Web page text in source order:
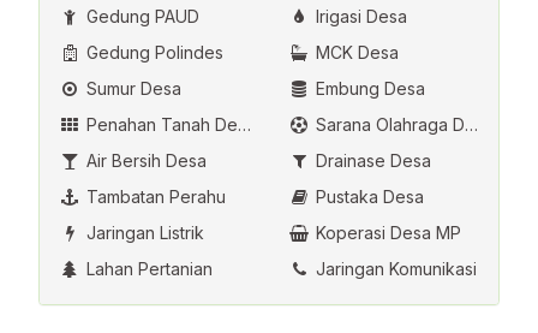
Gedung PAUD
Irigasi Desa
Gedung Polindes
MCK Desa
Sumur Desa
Embung Desa
Penahan Tanah Desa
Sarana Olahraga Desa
Air Bersih Desa
Drainase Desa
Tambatan Perahu
Pustaka Desa
Jaringan Listrik
Koperasi Desa MP
Lahan Pertanian
Jaringan Komunikasi